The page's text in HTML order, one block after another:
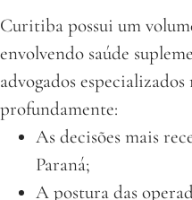
Curitiba possui um
envolvendo saúde
advogados
profundamente:
As decisões mais
Paraná;
A postura das